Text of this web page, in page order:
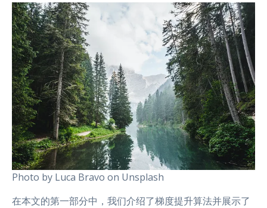
Photo by Luca Bravo on Unsplash
在本文的第一部分中，我们介绍了梯度提升算法并展示了